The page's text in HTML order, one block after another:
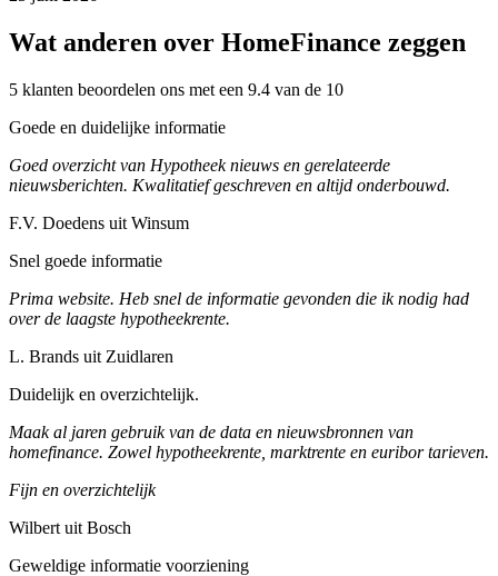
Wat anderen over HomeFinance zeggen
5 klanten beoordelen ons met een 9.4 van de 10
Goede en duidelijke informatie
Goed overzicht van Hypotheek nieuws en gerelateerde
nieuwsberichten. Kwalitatief geschreven en altijd onderbouwd.
F.V. Doedens uit Winsum
Snel goede informatie
Prima website. Heb snel de informatie gevonden die ik nodig had
over de laagste hypotheekrente.
L. Brands uit Zuidlaren
Duidelijk en overzichtelijk.
Maak al jaren gebruik van de data en nieuwsbronnen van
homefinance. Zowel hypotheekrente, marktrente en euribor tarieven.
Fijn en overzichtelijk
Wilbert uit Bosch
Geweldige informatie voorziening